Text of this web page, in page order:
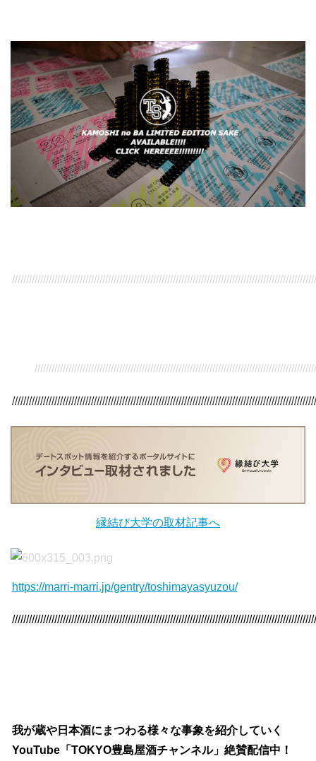
縁結び大学の取材記事へ
https://marri-marri.jp/gentry/toshimayasyuzou/
我が蔵や日本酒にまつわる様々な事象を紹介していく
YouTube「TOKYO豊島屋酒チャンネル」絶賛配信中！